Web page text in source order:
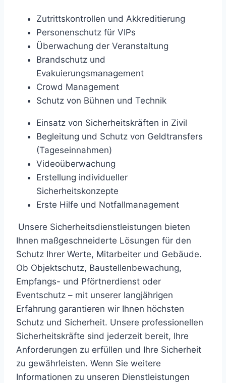
Zutrittskontrollen und Akkreditierung
Personenschutz für VIPs
Überwachung der Veranstaltung
Brandschutz und
Evakuierungsmanagement
Crowd Management
Schutz von Bühnen und Technik
Einsatz von Sicherheitskräften in Zivil
Begleitung und Schutz von Geldtransfers
(Tageseinnahmen)
Videoüberwachung
Erstellung individueller
Sicherheitskonzepte
Erste Hilfe und Notfallmanagement
Unsere Sicherheitsdienstleistungen bieten
Ihnen maßgeschneiderte Lösungen für den
Schutz Ihrer Werte, Mitarbeiter und Gebäude.
Ob Objektschutz, Baustellenbewachung,
Empfangs- und Pförtnerdienst oder
Eventschutz – mit unserer langjährigen
Erfahrung garantieren wir Ihnen höchsten
Schutz und Sicherheit. Unsere professionellen
Sicherheitskräfte sind jederzeit bereit, Ihre
Anforderungen zu erfüllen und Ihre Sicherheit
zu gewährleisten. Wenn Sie weitere
Informationen zu unseren Dienstleistungen